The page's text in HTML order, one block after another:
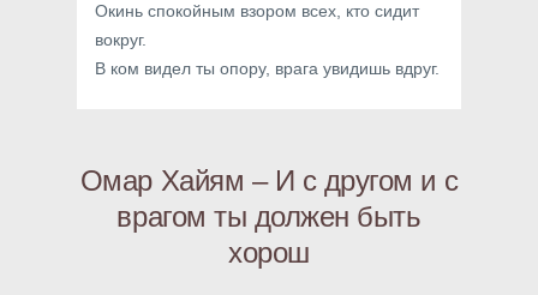
Окинь спокойным взором всех, кто сидит
вокруг.
В ком видел ты опору, врага увидишь вдруг.
Омар Хайям – И с другом и с
врагом ты должен быть
хорош